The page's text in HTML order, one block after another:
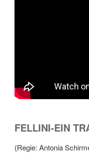
FELLINI-EIN
(Regie: Antonia